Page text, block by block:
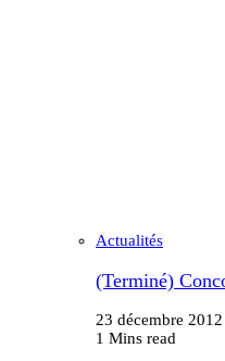
Actualités
(Terminé)
23 décembre 2012
1 Mins read